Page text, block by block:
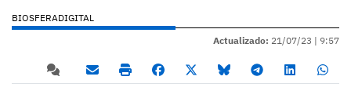
BIOSFERADIGITAL
Actualizado: 21/07/23 | 9:57